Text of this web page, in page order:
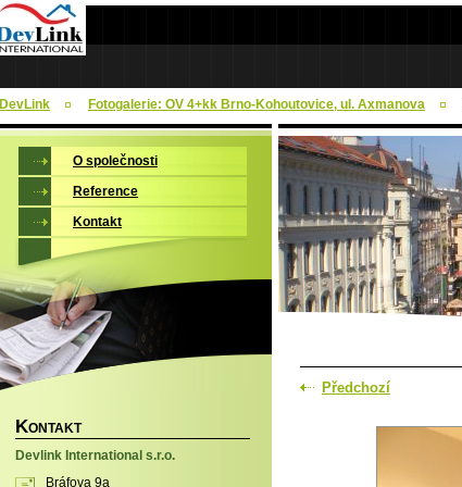
DevLink Fotogalerie: OV 4+kk Brno-Kohoutovice, ul. Axmanova
Předchozí
O společnosti
Reference
Kontakt
KONTAKT
Devlink International s.r.o.
Bráfova 9a